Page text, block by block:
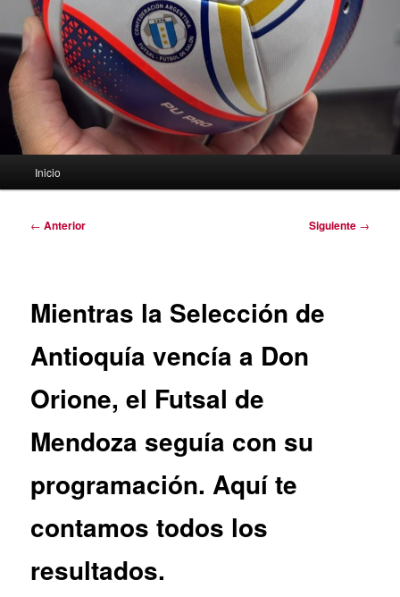
Inicio
Navegación
← Anterior Siguiente →
Mientras la Selección de
Antioquía vencía a Don
Orione, el Futsal de
Mendoza seguía con su
programación. Aquí te
contamos todos los
resultados.